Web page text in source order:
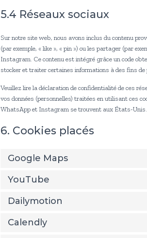
5.4 Réseaux sociaux
Sur notre site web, nous avons inclus du contenu
(par exemple, « like », « pin ») ou les partager (par
Instagram. Ce contenu est intégré grâce un code
stocker et traiter certaines informations à des fins de
Veuillez lire la déclaration de confidentialité de ces
vos données (personnelles) traitées en utilisant ces
WhatsApp et Instagram se trouvent aux États-Unis.
6. Cookies placés
Google Maps
YouTube
Dailymotion
Calendly